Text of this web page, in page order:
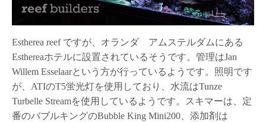
Estherea reef ですが、オランダ アムステルダムにある
Esthereaホテルに設置されているそうです。管理はJan
Willem Esselaarという方が行っているようです。照明です
が、ATIのT5蛍光灯を使用しており、水流はTunze
Turbelle Streamを使用しているようです。スキマーは、定
番のバブルキングのBubble King Mini200、添加剤は